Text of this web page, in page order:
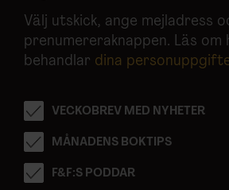
Välj utskick, ange mejladress
prenumereraknappen. Läs om
behandlar dina
VECKOBREV MED NYHETER
MÅNADENS BOKTIPS
F&F:S PODDAR